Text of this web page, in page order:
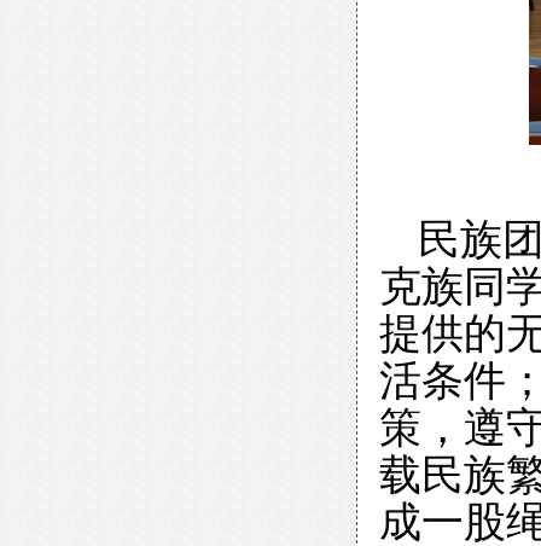
民族
克族同
提供的
活条件
策， 遵
载民族
成一股